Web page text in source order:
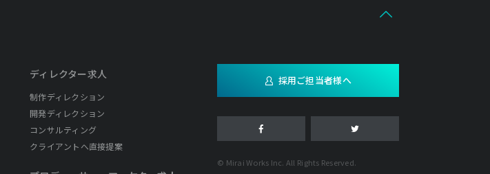
ディレクター求人
制作ディレクション
開発ディレクション
コンサルティング
クライアントへ直接提案
採用ご担当者様へ
© Mirai Works Inc. All Rights Reserved.